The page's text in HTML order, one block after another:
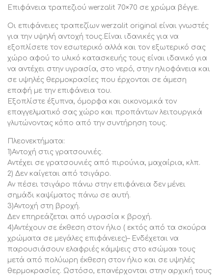
θερμοκρασίες. Ωστόσο, επανέρχονται στην αρχική τους
θερμοκρασία.
5)Αντοχή ως 180 C.
Αν αφήσουμε καυτό μαγειρικό σκεύος πάνω στην
επιφάνεια δεν αφήνει σημάδι πάνω σε αυτή.
6)Μηδενική απορροφητικότητα.
Αναλλοίωτα σε επαφή από οποιοδήποτε υλικό υγρό η
στερεό.
7)Πολύ εύκολο καθάρισμα λόγω της λείας επιφάνειας.
8)Στρογγυλεμένες γωνίες κ άκρες για μεγαλύτερη
9)Μεγάλη ποικιλία μεγεθών και σχεδίων που καλύπτουν
κάθε ανάγκη.
Βάρος επιφάνειας 8,9 κιλά
Πάχος επιφάνειας 20,5mm και η κρέμαση είναι 35mm
ΠΡΟΣΟΧΗ* Η βάση στήριξης του τραπεζιού θα πρέπει
ιδανικά να καλύπτει το 70% της επιφάνειας.
Σημαντική Σημείωση
Προτού τοποθετήσετε τις βίδες, θα πρέπει να ελέγξετε
το μέγεθός τους, για την αποφυγή φθοράς της
επιφάνειας.
(Εάν τοποθετηθούν λανθασμένες βίδες η επιφάνεια θα
Επιφάνεια τραπεζιού werzalit 70×70 σε χρώμα βέγγε.
Οι επιφάνειες τραπεζίων werzalit original είναι γνωστές
για την υψηλή αντοχή τους.Είναι ιδανικές για να
εξοπλίσετε τον εσωτερικό αλλά και τον εξωτερικό σας
χώρο αφού το υλικό κατασκευής τους είναι ιδανικό για
να αντέχει στην υγρασία, στο νερό, στην ηλιοφάνεια και
σε υψηλές θερμοκρασίες που έρχονται σε άμεση
επαφή με την επιφάνεια του.
Εξοπλίστε έξυπνα, όμορφα και οικονομικά τον
επαγγελματικό σας χώρο και προπάντων λειτουργικά
γλυτώνοντας κόπο από την συντήρηση τους.
Πλεονεκτήματα:
1)Αντοχή στις γρατσουνιές.
Αντέχει σε γρατσουνιές από πιρούνια, μαχαίρια, κλπ.
2) Δεν καίγεται από τσιγάρο.
Αν πέσει τσιγάρο πάνω στην επιφάνεια δεν μένει
σημάδι καψίματος πάνω σε αυτή.
3)Αντοχή στη βροχή.
Δεν επηρεάζεται από υγρασία κ βροχή.
4)Αντέχουν σε έκθεση στον ήλιο ( εκτός από τα σκούρα
χρώματα σε μεγάλες επιφάνειες)– Ενδέχεται να
παρουσιάσουν ελαφριές κάμψεις στο «σώμα» τους
μετά από πολύωρη έκθεση στον ήλιο και σε υψηλές
θερμοκρασίες. Ωστόσο, επανέρχονται στην αρχική τους